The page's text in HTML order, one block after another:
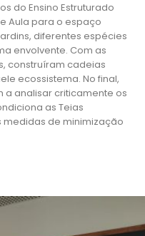
do Ensino Estruturado
Aula para o espaço
diferentes espécies
envolvente. Com as
construíram cadeias
ecossistema. No final,
a analisar criticamente os
as Teias
medidas de minimização